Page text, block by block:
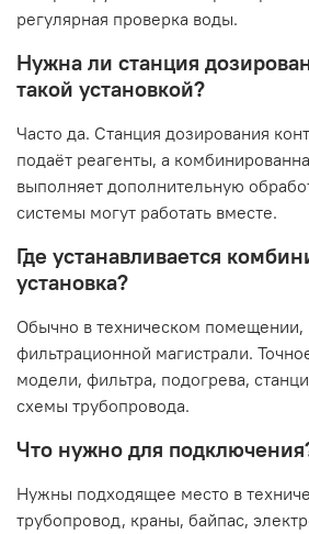
регулярная проверка воды.
Нужна ли станция
такой установкой?
Часто да. Станция дозирования
подаёт реагенты, а
выполняет дополнительную
системы могут работать вместе.
Где устанавливается
установка?
Обычно в техническом помещении,
фильтрационной магистрали.
модели, фильтра, подогрева,
схемы трубопровода.
Что нужно для
Нужны подходящее место в
трубопровод, краны, байпас,